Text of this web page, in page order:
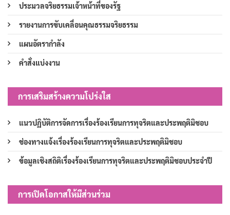
ประมวลจริยธรรมเจ้าหน้าที่ของรัฐ
รายงานการขับเคลื่อนคุณธรรมจริยธรรม
แผนอัตรากำลัง
คำสั่งแบ่งงาน
การเสริมสร้างความโปร่งใส
แนวปฏิบัติการจัดการเรื่องร้องเรียนการทุจริตและประพฤติมิชอบ
ช่องทางแจ้งเรื่องร้องเรียนการทุจริตและประพฤติมิชอบ
ข้อมูลเชิงสถิติเรื่องร้องเรียนการทุจริตและประพฤติมิชอบประจำปี
การเปิดโอกาสให้มีส่วนร่วม